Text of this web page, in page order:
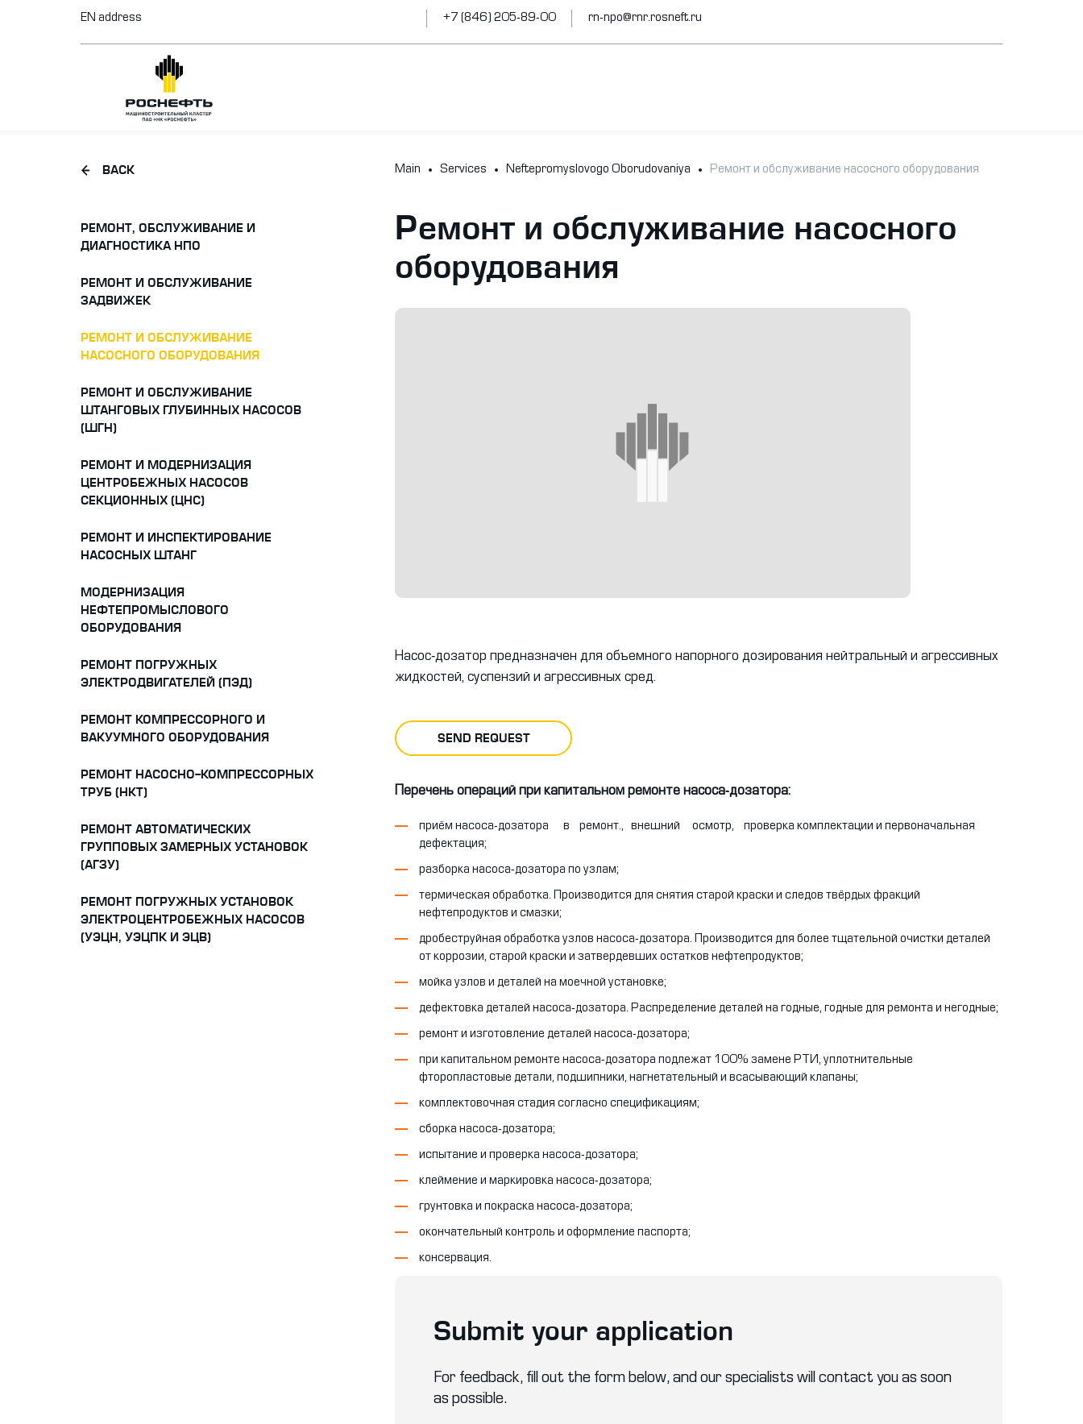
EN address +7 (846) 205-89-00 rn-npo@rnr.rosneft.ru
BACK
РЕМОНТ, ОБСЛУЖИВАНИЕ И
ДИАГНОСТИКА НПО
РЕМОНТ И ОБСЛУЖИВАНИЕ
ЗАДВИЖЕК
РЕМОНТ И ОБСЛУЖИВАНИЕ
НАСОСНОГО ОБОРУДОВАНИЯ
РЕМОНТ И ОБСЛУЖИВАНИЕ
ШТАНГОВЫХ ГЛУБИННЫХ НАСОСОВ
(ШГН)
РЕМОНТ И МОДЕРНИЗАЦИЯ
ЦЕНТРОБЕЖНЫХ НАСОСОВ
СЕКЦИОННЫХ (ЦНС)
РЕМОНТ И ИНСПЕКТИРОВАНИЕ
НАСОСНЫХ ШТАНГ
МОДЕРНИЗАЦИЯ
НЕФТЕПРОМЫСЛОВОГО
ОБОРУДОВАНИЯ
РЕМОНТ ПОГРУЖНЫХ
ЭЛЕКТРОДВИГАТЕЛЕЙ (ПЭД)
РЕМОНТ КОМПРЕССОРНОГО И
ВАКУУМНОГО ОБОРУДОВАНИЯ
РЕМОНТ НАСОСНО-КОМПРЕССОРНЫХ
ТРУБ (НКТ)
РЕМОНТ АВТОМАТИЧЕСКИХ
ГРУППОВЫХ ЗАМЕРНЫХ УСТАНОВОК
(АГЗУ)
РЕМОНТ ПОГРУЖНЫХ УСТАНОВОК
ЭЛЕКТРОЦЕНТРОБЕЖНЫХ НАСОСОВ
(УЭЦН, УЭЦПК И ЭЦВ)
Main Services Neftepromyslovogo Oborudovaniya Ремонт и обслуживание насосного оборудования
Ремонт и обслуживание насосного
оборудования
Насос-дозатор предназначен для объемного напорного дозирования нейтральный и агрессивных
жидкостей, суспензий и агрессивных сред.
SEND REQUEST
Перечень операций при капитальном ремонте насоса-дозатора:
приём насоса-дозатора в ремонт., внешний осмотр, проверка комплектации и первоначальная
дефектация;
разборка насоса-дозатора по узлам;
термическая обработка. Производится для снятия старой краски и следов твёрдых фракций
нефтепродуктов и смазки;
дробеструйная обработка узлов насоса-дозатора. Производится для более тщательной очистки деталей
от коррозии, старой краски и затвердевших остатков нефтепродуктов;
мойка узлов и деталей на моечной установке;
дефектовка деталей насоса-дозатора. Распределение деталей на годные, годные для ремонта и негодные;
ремонт и изготовление деталей насоса-дозатора;
при капитальном ремонте насоса-дозатора подлежат 100% замене РТИ, уплотнительные
фторопластовые детали, подшипники, нагнетательный и всасывающий клапаны;
комплектовочная стадия согласно спецификациям;
сборка насоса-дозатора;
испытание и проверка насоса-дозатора;
клеймение и маркировка насоса-дозатора;
грунтовка и покраска насоса-дозатора;
окончательный контроль и оформление паспорта;
консервация.
Submit your application
For feedback, fill out the form below, and our specialists will contact you as soon
as possible.